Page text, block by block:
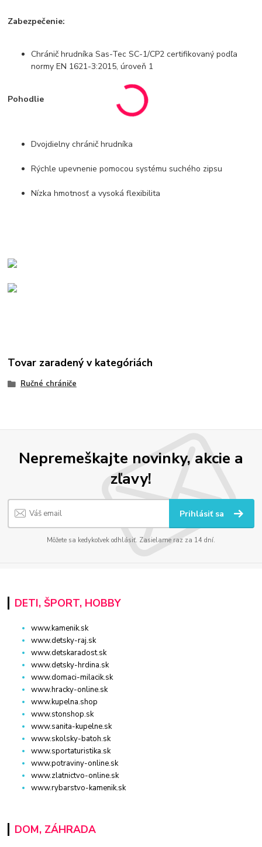
Zabezpečenie:
Chránič hrudníka Sas-Tec SC-1/CP2 certifikovaný podľa
normy EN 1621-3:2015, úroveň 1
Pohodlie
Dvojdielny chránič hrudníka
Rýchle upevnenie pomocou systému suchého zipsu
Nízka hmotnosť a vysoká flexibilita
Tovar zaradený v kategóriách
Ručné chrániče
Nepremeškajte novinky, akcie a
zľavy!
Prihlásiť sa
Môžete sa kedykoľvek odhlásiť. Zasielame raz za 14 dní.
DETI, ŠPORT, HOBBY
www.kamenik.sk
www.detsky-raj.sk
www.detskaradost.sk
www.detsky-hrdina.sk
www.domaci-milacik.sk
www.hracky-online.sk
www.kupelna.shop
www.stonshop.sk
www.sanita-kupelne.sk
www.skolsky-batoh.sk
www.sportaturistika.sk
www.potraviny-online.sk
www.zlatnictvo-online.sk
www.rybarstvo-kamenik.sk
DOM, ZÁHRADA